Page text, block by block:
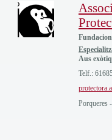
Aus
Telf.:
Porqueres